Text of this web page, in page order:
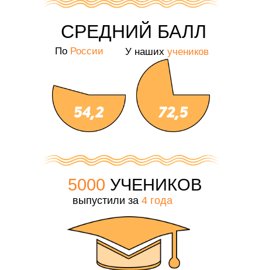
СРЕДНИЙ БАЛЛ
У наших учеников
По России
5000 УЧЕНИКОВ
выпустили за 4 года